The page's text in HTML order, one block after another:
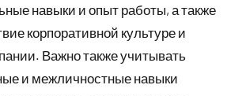
навыки и опыт работы, а также
корпоративной культуре и
Важно также учитывать
и межличностные навыки